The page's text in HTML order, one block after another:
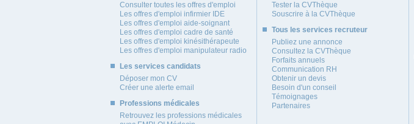
Consulter toutes les offres d'emploi
Les offres d'emploi infirmier IDE
Les offres d'emploi aide-soignant
Les offres d'emploi cadre de santé
Les offres d'emploi kinésithérapeute
Les offres d'emploi manipulateur radio
Les services candidats
Déposer mon CV
Créer une alerte email
Professions médicales
Retrouvez les professions médicales
Tester la CVThèque
Souscrire à la CVThèque
Tous les services recruteur
Publiez une annonce
Consultez la CVThèque
Forfaits annuels
Communication RH
Obtenir un devis
Besoin d'un conseil
Témoignages
Partenaires